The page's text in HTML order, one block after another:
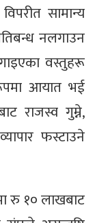
सामान्य
नलगाउन
वस्तुहरू
आयात भई
राजस्व गुम्ने,
फस्टाउने
रु १० लाखबाट